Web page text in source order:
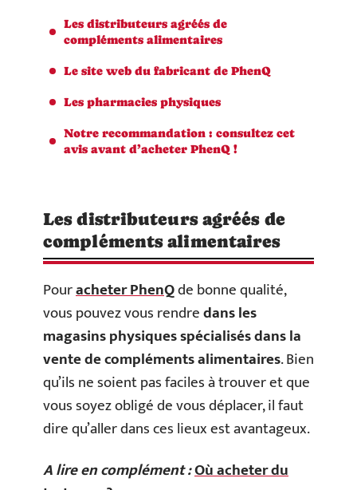
Les distributeurs agréés de
compléments alimentaires
Le site web du fabricant de PhenQ
Les pharmacies physiques
Notre recommandation : consultez cet
avis avant d’acheter PhenQ !
Les distributeurs agréés de
compléments alimentaires
Pouracheter PhenQde bonne qualité,
vous pouvez vous rendredans les
magasins physiques spécialisés dans la
vente de compléments alimentaires. Bien
qu’ils ne soient pas faciles à trouver et que
vous soyez obligé de vous déplacer, il faut
dire qu’aller dans ces lieux est avantageux.
A lire en complément :Où acheter du